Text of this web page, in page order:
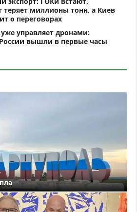
теряет миллионы тонн, а Киев
о переговорах
уже управляет дронами:
вышли в первые часы